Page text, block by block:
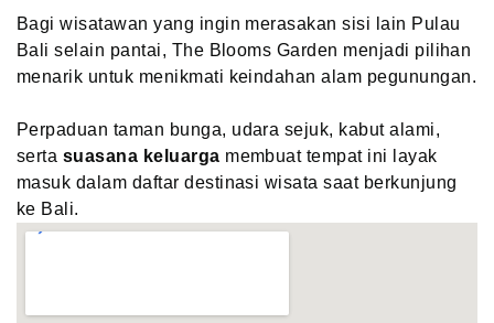
Bagi wisatawan yang ingin merasakan sisi lain Pulau
Bali selain pantai, The Blooms Garden menjadi pilihan
menarik untuk menikmati keindahan alam pegunungan.
Perpaduan taman bunga, udara sejuk, kabut alami,
serta suasana keluarga membuat tempat ini layak
masuk dalam daftar destinasi wisata saat berkunjung
ke Bali.